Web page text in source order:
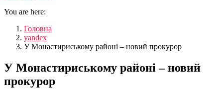
You are here:
Головна
yandex
У Монастириському районі – новий прокурор
У Монастириському районі – новий
прокурор